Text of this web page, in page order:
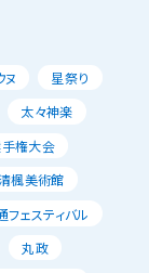
ヌ
星祭り
太々神楽
権大会
楓美術館
ェスティバル
丸政